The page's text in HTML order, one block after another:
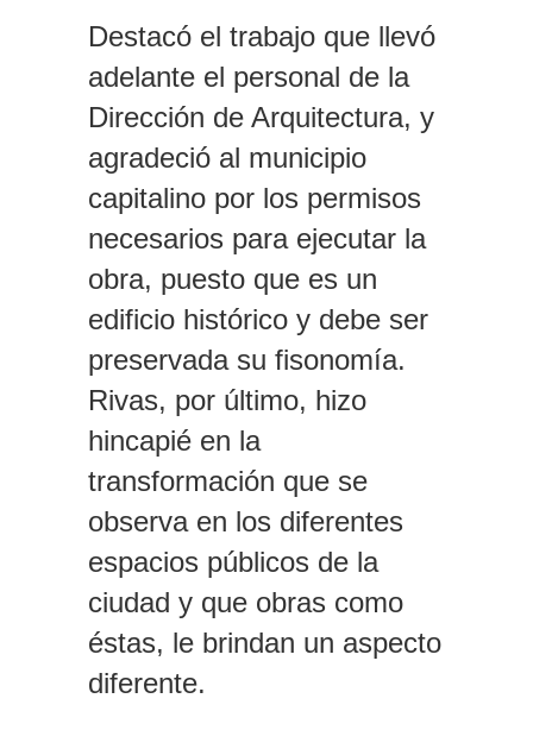
Destacó el trabajo que llevó
adelante el personal de la
Dirección de Arquitectura, y
agradeció al municipio
capitalino por los permisos
necesarios para ejecutar la
obra, puesto que es un
edificio histórico y debe ser
preservada su fisonomía.
Rivas, por último, hizo
hincapié en la
transformación que se
observa en los diferentes
espacios públicos de la
ciudad y que obras como
éstas, le brindan un aspecto
diferente.